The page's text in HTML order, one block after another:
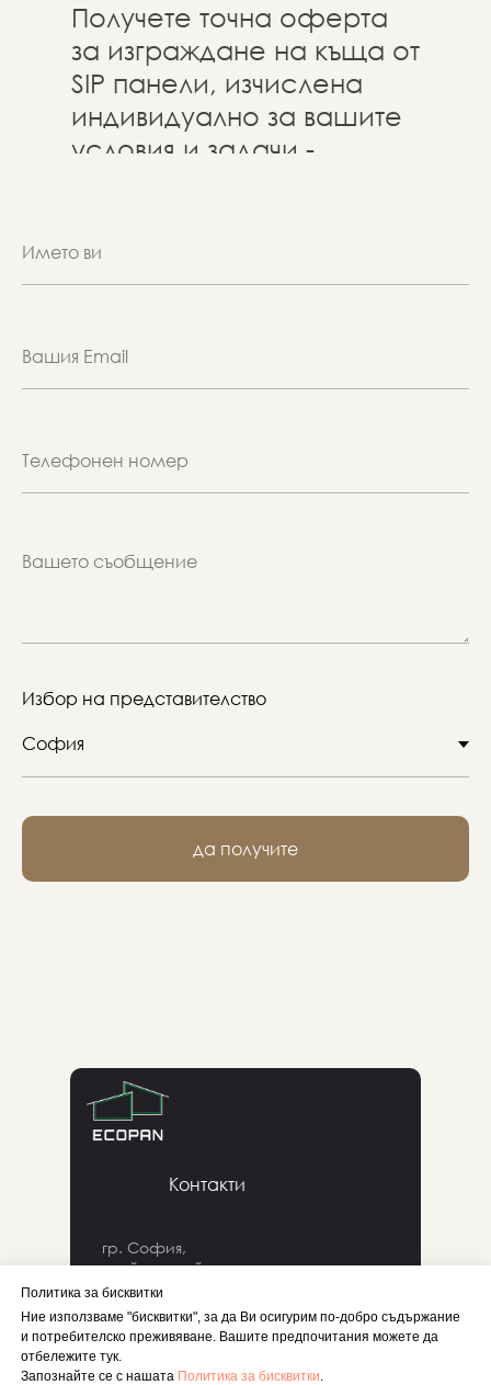
Получете точна оферта
за изграждане на къща от
SIP панели, изчислена
индивидуално за вашите
условия и задачи -
Избор на представителство
да получите
Политика за бисквитки
Ние използваме "бисквитки", за да Ви осигурим по-добро съдържание
и потребителско преживяване. Вашите предпочитания можете да
отбележите тук.
Запознайте се с нашата Политика за бисквитки.
Контакти
гр. София,
ул. Йордан Йосифов 8б,
3 етаж, офис 12 a.
+359889185690